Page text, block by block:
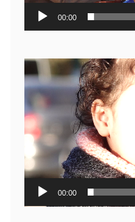
00:00
Reproductor
de
video
00:00